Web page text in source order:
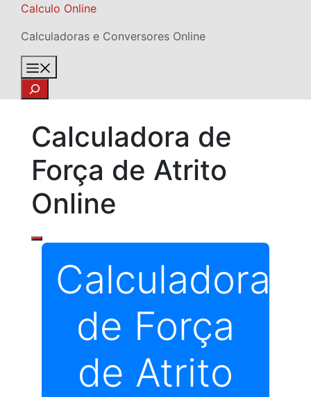
Skip
content
Calculo Online
Calculadoras e Conversores Online
Search
Calculadora de
Força de Atrito
Online
Calculadora
de Força
de Atrito